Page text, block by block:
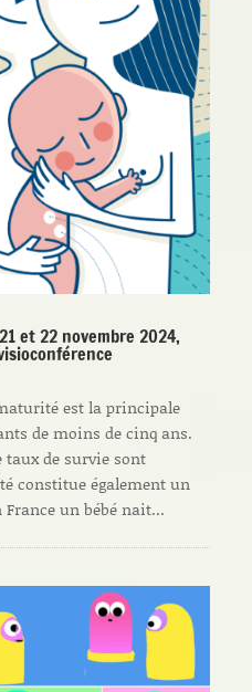
et 22 novembre 2024,
est la principale
de moins de cinq ans.
taux de survie sont
constitue également un
un bébé nait...